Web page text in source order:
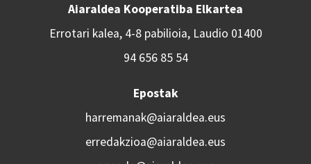
Aiaraldea Kooperatiba Elkartea
Errotari kalea, 4-8 pabilioia, Laudio 01400
94 656 85 54
Epostak
harremanak@aiaraldea.eus
erredakzioa@aiaraldea.eus